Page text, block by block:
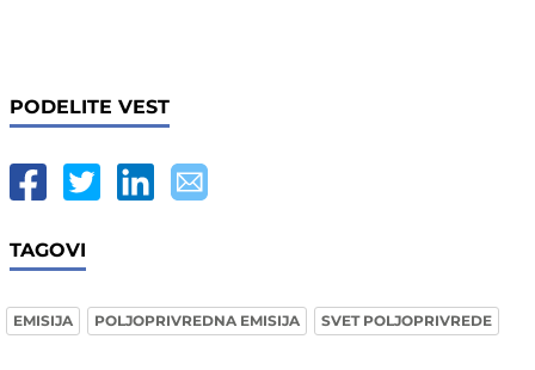
PODELITE VEST
TAGOVI
EMISIJA POLJOPRIVREDNA EMISIJA SVET POLJOPRIVREDE